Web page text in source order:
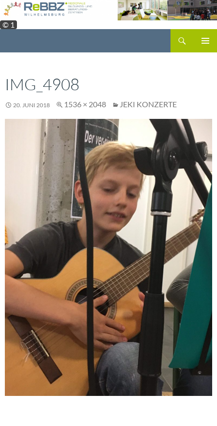
Zum
Inhalt
springen
© 1
IMG_4908
20. JUNI 2018 1536 × 2048 JEKI KONZERTE